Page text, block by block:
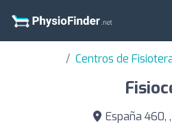
Centros de
España 460,